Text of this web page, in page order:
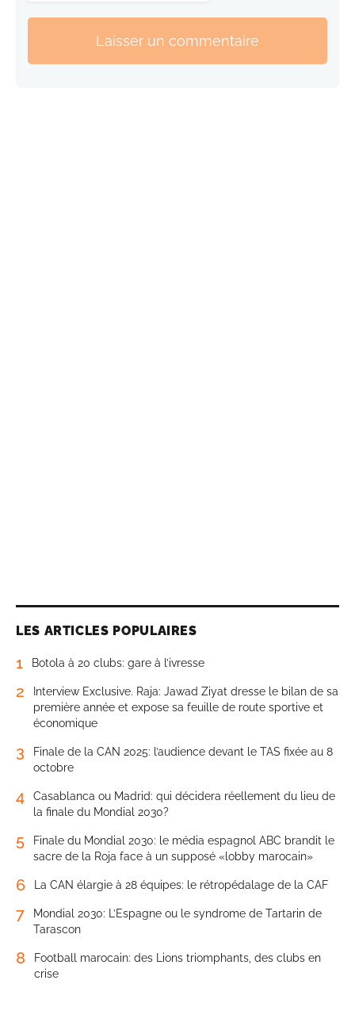
Laisser un commentaire
LES ARTICLES POPULAIRES
1 Botola à 20 clubs: gare à l’ivresse
2
Interview Exclusive. Raja: Jawad Ziyat dresse le bilan de sa
première année et expose sa feuille de route sportive et
économique
3
Finale de la CAN 2025: l’audience devant le TAS fixée au 8
octobre
4
Casablanca ou Madrid: qui décidera réellement du lieu de
la finale du Mondial 2030?
5
Finale du Mondial 2030: le média espagnol ABC brandit le
sacre de la Roja face à un supposé «lobby marocain»
6 La CAN élargie à 28 équipes: le rétropédalage de la CAF
7
Mondial 2030: L’Espagne ou le syndrome de Tartarin de
Tarascon
8
Football marocain: des Lions triomphants, des clubs en
crise